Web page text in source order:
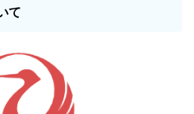
て